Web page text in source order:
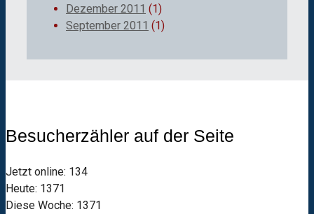
Dezember 2011 (1)
September 2011 (1)
Besucherzähler auf der Seite
Jetzt online: 134
Heute: 1371
Diese Woche: 1371